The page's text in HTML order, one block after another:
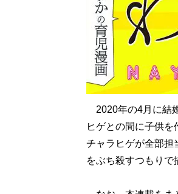
2020年の4月に結
ヒゲとの間に子供
チャラヒゲが全部
をぶち殺すつもりで